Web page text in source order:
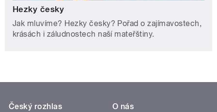
Hezky česky
Jak mluvíme? Hezky česky? Pořad o zajímavostech,
krásách i záludnostech naší mateřštiny.
Český rozhlas
O nás